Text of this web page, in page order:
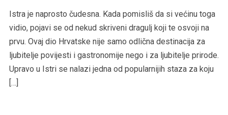
Istra je naprosto čudesna. Kada pomisliš da si većinu toga
vidio, pojavi se od nekud skriveni dragulj koji te osvoji na
prvu. Ovaj dio Hrvatske nije samo odlična destinacija za
ljubitelje povijesti i gastronomije nego i za ljubitelje prirode.
Upravo u Istri se nalazi jedna od popularnijih staza za koju
[…]